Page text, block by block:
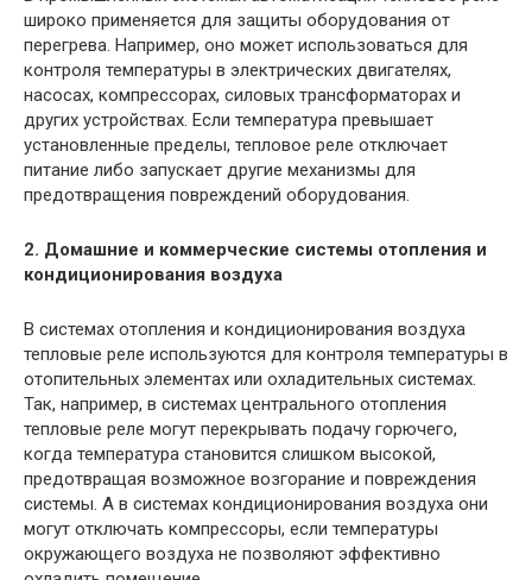
широко применяется для защиты оборудования от
перегрева. Например, оно может использоваться для
контроля температуры в электрических двигателях,
насосах, компрессорах, силовых трансформаторах и
других устройствах. Если температура превышает
установленные пределы, тепловое реле отключает
питание либо запускает другие механизмы для
предотвращения повреждений оборудования.
2. Домашние и коммерческие системы отопления и
кондиционирования воздуха
В системах отопления и кондиционирования воздуха
тепловые реле используются для контроля температуры в
отопительных элементах или охладительных системах.
Так, например, в системах центрального отопления
тепловые реле могут перекрывать подачу горючего,
когда температура становится слишком высокой,
предотвращая возможное возгорание и повреждения
системы. А в системах кондиционирования воздуха они
могут отключать компрессоры, если температуры
окружающего воздуха не позволяют эффективно